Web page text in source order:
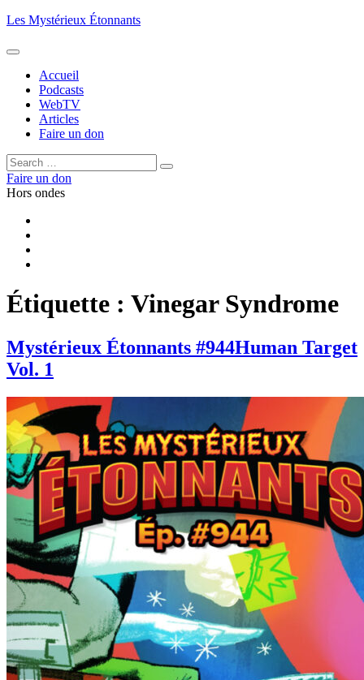
Aller
contenu
Les Mystérieux Étonnants
Accueil
Podcasts
WebTV
Articles
Faire un don
Rechercher :
Rechercher
Faire un don
Hors ondes
Étiquette : Vinegar Syndrome
Mystérieux Étonnants #944Human Target
Vol. 1